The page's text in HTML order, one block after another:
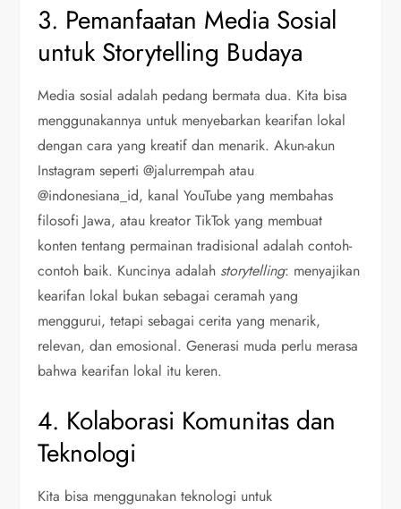
3. Pemanfaatan Media Sosial
untuk Storytelling Budaya
Media sosial adalah pedang bermata dua. Kita bisa
menggunakannya untuk menyebarkan kearifan lokal
dengan cara yang kreatif dan menarik. Akun-akun
Instagram seperti @jalurrempah atau
@indonesiana_id, kanal YouTube yang membahas
filosofi Jawa, atau kreator TikTok yang membuat
konten tentang permainan tradisional adalah contoh-
contoh baik. Kuncinya adalah storytelling: menyajikan
kearifan lokal bukan sebagai ceramah yang
menggurui, tetapi sebagai cerita yang menarik,
relevan, dan emosional. Generasi muda perlu merasa
bahwa kearifan lokal itu keren.
4. Kolaborasi Komunitas dan
Teknologi
Kita bisa menggunakan teknologi untuk